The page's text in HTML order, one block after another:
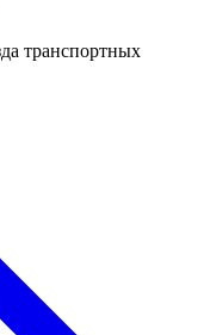
транспортных